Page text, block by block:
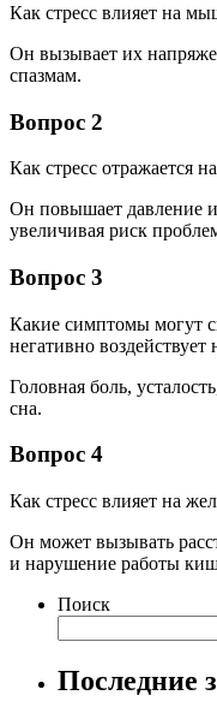
Как стресс влияет на
Он вызывает их
спазмам.
Вопрос 2
Как стресс отражается
Он повышает давление
увеличивая риск
Вопрос 3
Какие симптомы могут
негативно воздействует
Головная боль,
сна.
Вопрос 4
Как стресс влияет на
Он может вызывать
и нарушение работы
Поиск
Последние